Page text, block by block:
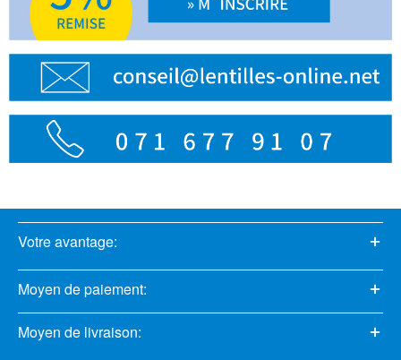
Votre avantage:
Moyen de paiement:
Moyen de livraison: